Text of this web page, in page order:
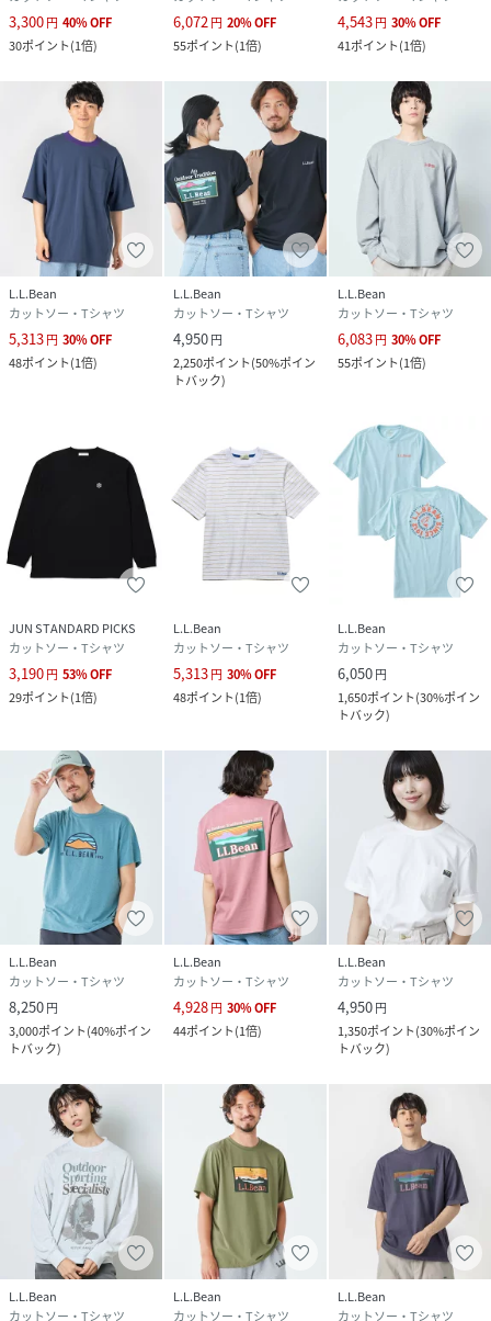
3,300円 40%OFF
30ポイント(1倍)
6,072円 20%OFF
55ポイント(1倍)
4,543円 30%OFF
41ポイント(1倍)
L.L.Bean
カットソー・Tシャツ
5,313円 30%OFF
48ポイント(1倍)
L.L.Bean
カットソー・Tシャツ
4,950円
2,250ポイント(50%ポイン
トバック)
L.L.Bean
カットソー・Tシャツ
6,083円 30%OFF
55ポイント(1倍)
JUN STANDARD PICKS
カットソー・Tシャツ
3,190円 53%OFF
29ポイント(1倍)
L.L.Bean
カットソー・Tシャツ
5,313円 30%OFF
48ポイント(1倍)
L.L.Bean
カットソー・Tシャツ
6,050円
1,650ポイント(30%ポイン
トバック)
L.L.Bean
カットソー・Tシャツ
8,250円
3,000ポイント(40%ポイン
トバック)
L.L.Bean
カットソー・Tシャツ
4,928円 30%OFF
44ポイント(1倍)
L.L.Bean
カットソー・Tシャツ
4,950円
1,350ポイント(30%ポイン
トバック)
L.L.Bean
カットソー・Tシャツ
L.L.Bean
カットソー・Tシャツ
L.L.Bean
カットソー・Tシャツ